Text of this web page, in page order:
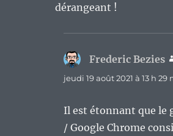
dérangeant !
Frederic Bezies
jeudi 19 août 2021 à 13 h 29
Il est étonnant que le
/ Google Chrome